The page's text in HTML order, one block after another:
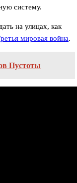
систему.
на улицах, как
мировая война.
Пустоты